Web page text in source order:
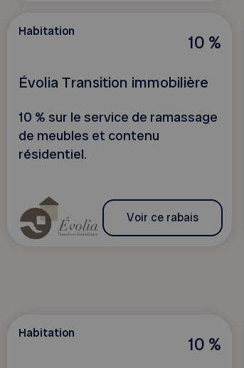
10 %
Habitation
Évolia Transition immobilière
10 % sur le service de ramassage
de meubles et contenu
résidentiel.
Voir ce rabais
10 %
Habitation